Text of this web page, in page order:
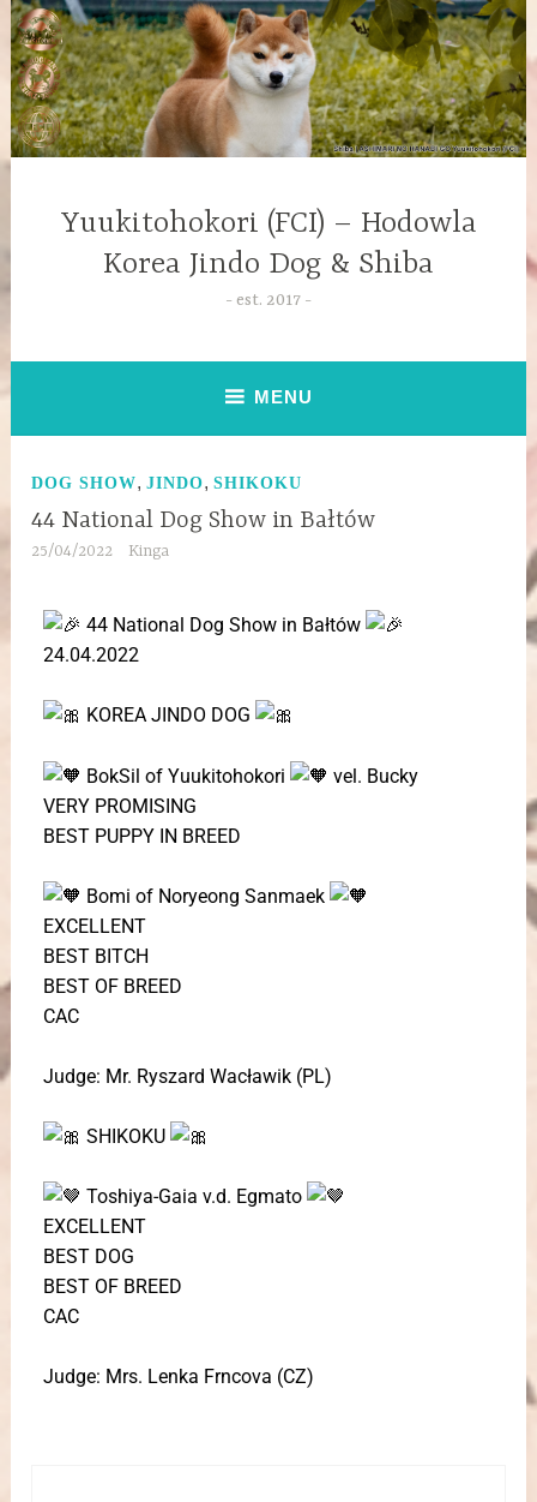
Yuukitohokori (FCI) – Hodowla
Korea Jindo Dog & Shiba
est. 2017
MENU
DOG SHOW,JINDO,SHIKOKU
44 National Dog Show in Bałtów
25/04/2022 Kinga
44 National Dog Show in Bałtów
24.04.2022
KOREA JINDO DOG
BokSil of Yuukitohokori
vel. Bucky
VERY PROMISING
BEST PUPPY IN BREED
Bomi of Noryeong Sanmaek
EXCELLENT
BEST BITCH
BEST OF BREED
CAC
Judge: Mr. Ryszard Wacławik (PL)
SHIKOKU
Toshiya-Gaia v.d. Egmato
EXCELLENT
BEST DOG
BEST OF BREED
CAC
Judge: Mrs. Lenka Frncova (CZ)